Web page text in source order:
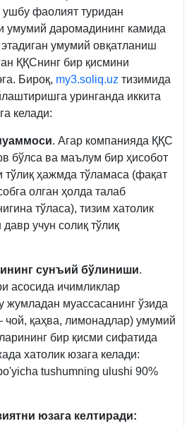
фаолият туридан
умумий даромадининг камида
умумий овқатланиш
ҚҚСнинг бир қисмини
Бироқ, my3.soliq.uz тизимида
уринганда иккита
келади:
. Агар компанияда ҚҚС
бўлса ва маълум бир ҳисобот
тўлиқ ҳажмда тўламаса (фақат
олган ҳолда талаб
тўласа), тизим хатолик
учун солиқ тўлиқ
сунъий бўлиниши.
асосида ичимликлар
жумладан муассасанинг ўзида
чой, қаҳва, лимонадлар) умумий
бир қисми сифатида
хатолик юзага келади:
tushumning ulushi 90%
юзага келтиради: